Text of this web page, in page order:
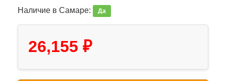
Наличие в Самаре: Да
26,155 ₽